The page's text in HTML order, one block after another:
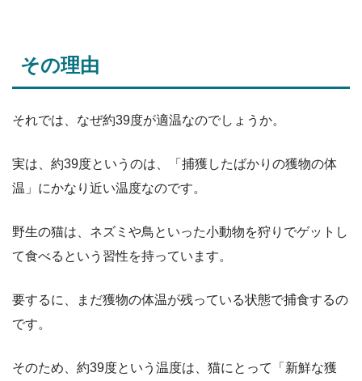
その理由
それでは、なぜ約39度が適温なのでしょうか。
実は、約39度というのは、「捕獲したばかりの獲物の体
温」にかなり近い温度なのです。
野生の猫は、ネズミや鳥といった小動物を狩りでゲットし
て食べるという習性を持っています。
要するに、まだ獲物の体温が残っている状態で捕食するの
です。
そのため、約39度という温度は、猫にとって「新鮮な獲